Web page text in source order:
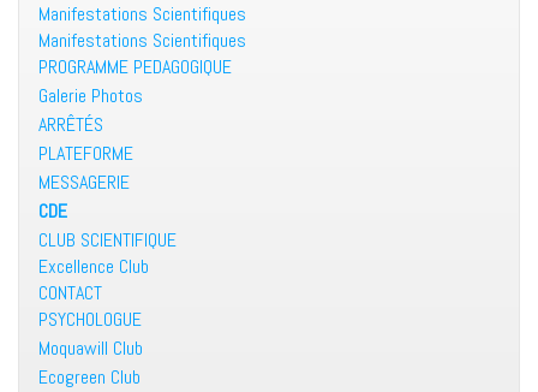
Manifestations Scientifiques
Manifestations Scientifiques
PROGRAMME PEDAGOGIQUE
Galerie Photos
ARRÊTÉS
PLATEFORME
MESSAGERIE
CDE
CLUB SCIENTIFIQUE
Excellence Club
CONTACT
PSYCHOLOGUE
Moquawill Club
Ecogreen Club